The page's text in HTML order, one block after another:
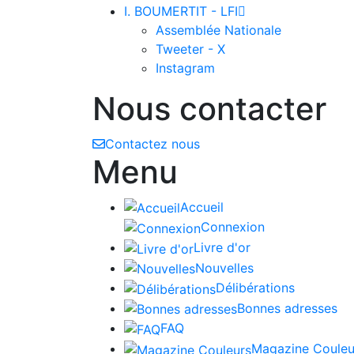
I. BOUMERTIT - LFI
Assemblée Nationale
Tweeter - X
Instagram
Nous contacter
Contactez nous
Menu
Accueil
Connexion
Livre d'or
Nouvelles
Délibérations
Bonnes adresses
FAQ
Magazine